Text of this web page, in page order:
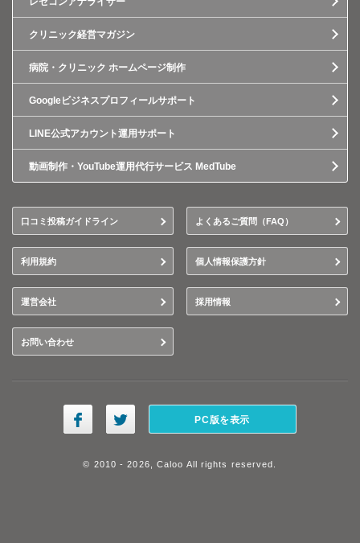
クリニック経営マガジン
病院・クリニック ホームページ制作
Googleビジネスプロフィールサポート
LINE公式アカウント運用サポート
動画制作・YouTube運用代行サービス MedTube
口コミ投稿ガイドライン よくあるご質問（FAQ）
利用規約 個人情報保護方針
運営会社 採用情報
お問い合わせ
PC版を表示
© 2010 - 2026, Caloo All rights reserved.